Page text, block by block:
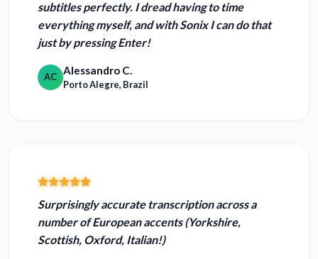
subtitles perfectly. I dread having to time
everything myself, and with Sonix I can do that
just by pressing Enter!
AC Alessandro C.
Porto Alegre, Brazil
Surprisingly accuratetranscription across a
number of European accents (Yorkshire,
Scottish, Oxford, Italian!)